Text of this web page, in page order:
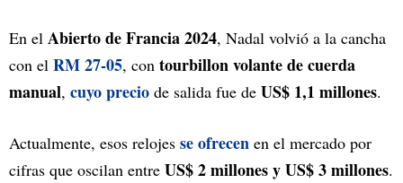
En el Abierto de Francia 2024, Nadal volvió a la cancha
con el RM 27-05, con tourbillon volante de cuerda
manual, cuyo precio de salida fue de US$ 1,1 millones.
Actualmente, esos relojes se ofrecen en el mercado por
cifras que oscilan entre US$ 2 millones y US$ 3 millones.